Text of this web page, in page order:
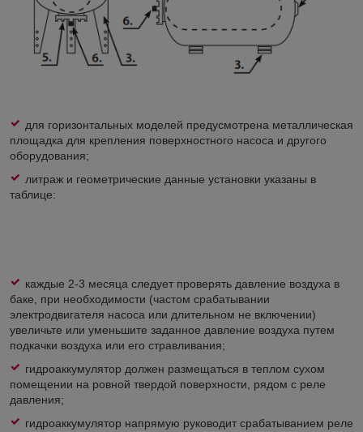
для горизонтальных моделей предусмотрена металлическая
площадка для крепления поверхностного насоса и другого
оборудования;
литраж и геометрические данные установки указаны в
таблице:
каждые 2-3 месяца следует проверять давление воздуха в
баке, при необходимости (частом срабатывании
электродвигателя насоса или длительном не включении)
увеличьте или уменьшите заданное давление воздуха путем
подкачки воздуха или его стравливания;
гидроаккумулятор должен размещаться в теплом сухом
помещении на ровной твердой поверхности, рядом с реле
давления;
гидроаккумулятор напрямую руководит срабатыванием реле